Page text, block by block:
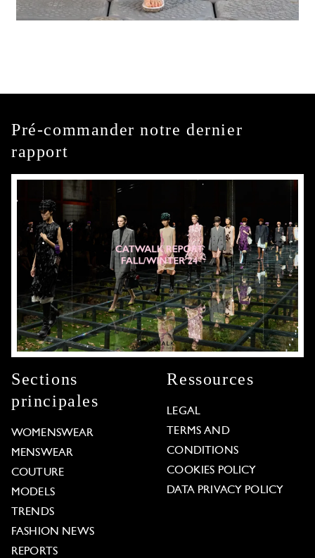
Pré-commander notre dernier
rapport
Sections
principales
WOMENSWEAR
MENSWEAR
COUTURE
MODELS
TRENDS
FASHION NEWS
REPORTS
Ressources
LEGAL
TERMS AND
CONDITIONS
COOKIES POLICY
DATA PRIVACY POLICY